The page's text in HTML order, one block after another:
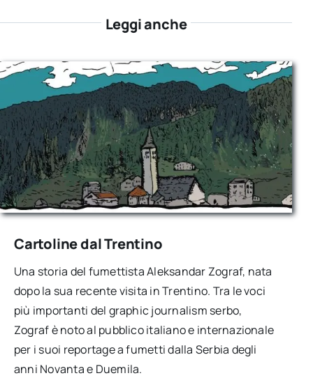
Leggi anche
Cartoline dal Trentino
Una storia del fumettista Aleksandar Zograf, nata
dopo la sua recente visita in Trentino. Tra le voci
più importanti del graphic journalism serbo,
Zograf è noto al pubblico italiano e internazionale
per i suoi reportage a fumetti dalla Serbia degli
anni Novanta e Duemila.